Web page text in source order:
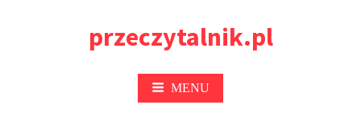
przeczytalnik.pl
MENU